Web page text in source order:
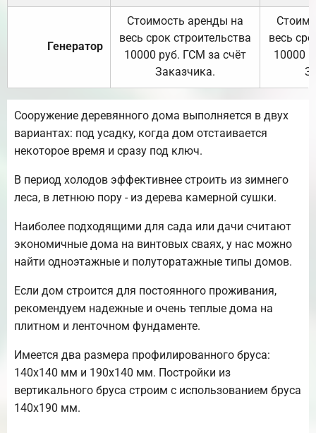
Генератор
Стоимость аренды на
весь срок строительства
10000 руб. ГСМ за счёт
Заказчика.
весь
10000
Сооружение деревянного дома выполняется в двух
вариантах: под усадку, когда дом отстаивается
некоторое время и сразу под ключ.
В период холодов эффективнее строить из зимнего
леса, в летнюю пору - из дерева камерной сушки.
Наиболее подходящими для сада или дачи считают
экономичные дома на винтовых сваях, у нас можно
найти одноэтажные и полуторатажные типы домов.
Если дом строится для постоянного проживания,
рекомендуем надежные и очень теплые дома на
плитном и ленточном фундаменте.
Имеется два размера профилированного бруса:
140х140 мм и 190х140 мм. Постройки из
вертикального бруса строим с использованием бруса
140х190 мм.